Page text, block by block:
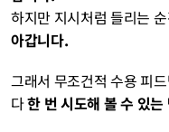
하지만 지시처럼 들리는
아갑니다.
그래서 무조건적 수용 피
다 한 번 시도해 볼 수 있